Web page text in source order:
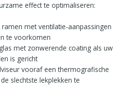
effect te optimaliseren:
met ventilatie-aanpassingen
te voorkomen
met zonwerende coating als uw
is gericht
vooraf een thermografische
slechtste lekplekken te